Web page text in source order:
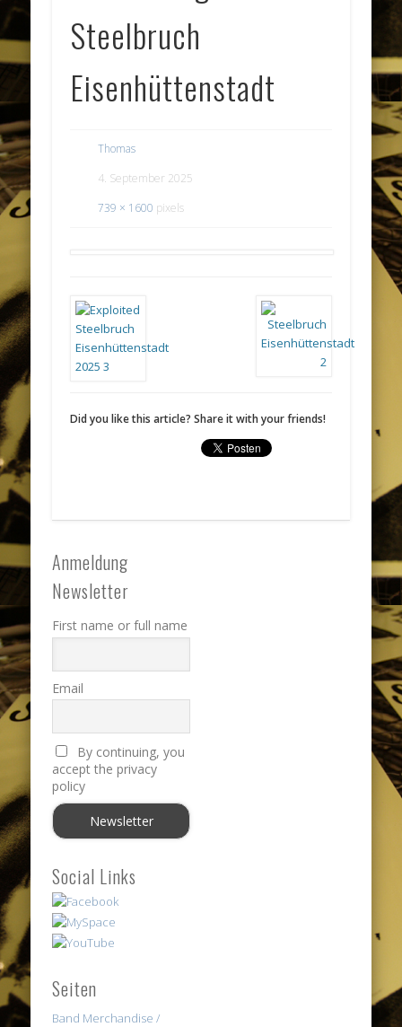
Steelbruch
Eisenhüttenstadt
Thomas
4. September 2025
739 × 1600 pixels
Did you like this article? Share it with your friends!
Anmeldung
Newsletter
First name or full name
Email
By continuing, you
accept the privacy
policy
Social Links
Seiten
Band Merchandise /